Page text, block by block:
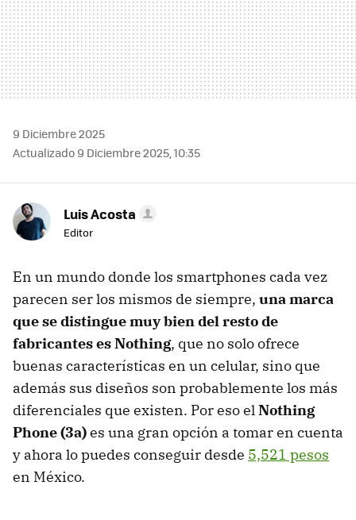
9 Diciembre 2025
Actualizado 9 Diciembre 2025, 10:35
Luis Acosta
Editor
En un mundo donde los smartphones cada vez
parecen ser los mismos de siempre, una marca
que se distingue muy bien del resto de
fabricantes es Nothing, que no solo ofrece
buenas características en un celular, sino que
además sus diseños son probablemente los más
diferenciales que existen. Por eso elNothing
Phone (3a)es una gran opción a tomar en cuenta
y ahora lo puedes conseguir desde 5,521 pesos
en México.